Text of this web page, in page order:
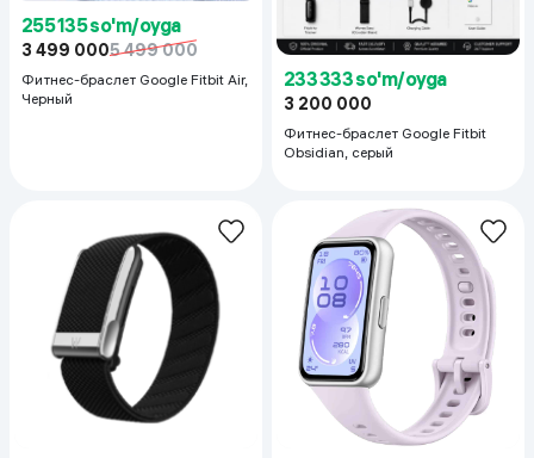
255 135 so'm/oyga
3 499 0005 499 000
Фитнес-браслет Google Fitbit Air,
Черный
233 333 so'm/oyga
3 200 000
Фитнес-браслет Google Fitbit
Obsidian, серый